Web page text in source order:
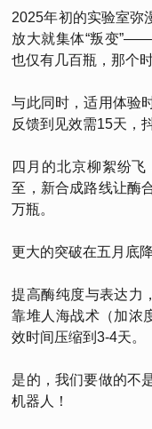
2025年初的实验室弥
放大就集体“叛变
也仅有几百瓶，那个
与此同时，适用体验
反馈到见效需15天，
四月的北京柳絮纷
至，新合成路线让酶
万瓶。
更大的突破在五月底降
提高酶纯度与表达力
靠堆人海战术（加浓
效时间压缩到3-4天。
是的，我们要做的不
机器人！